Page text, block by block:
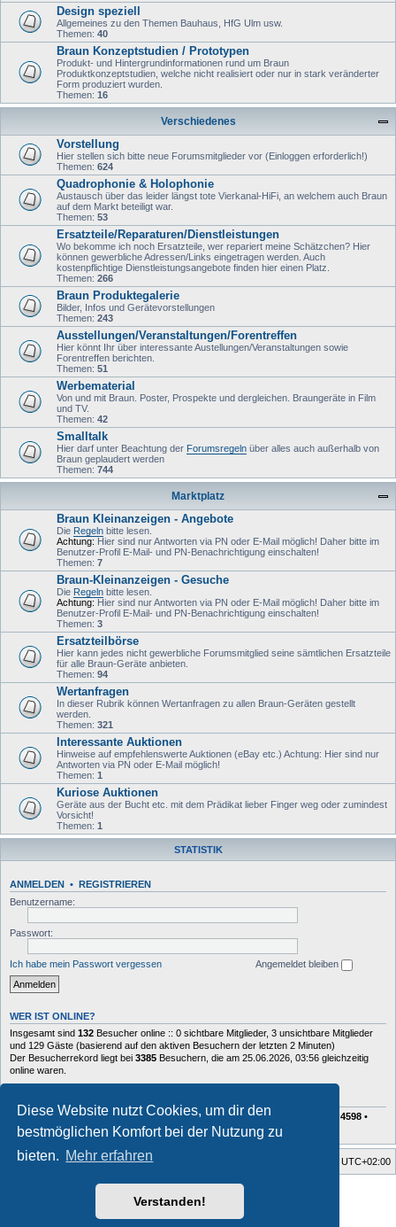
Diese Website nutzt Cookies, um dir den
bestmöglichen Komfort bei der Nutzung zu
bieten. Mehr erfahren
Verstanden!
Design speziell
Allgemeines zu den Themen Bauhaus, HfG Ulm usw.
Themen: 40
Braun Konzeptstudien / Prototypen
Produkt- und Hintergrundinformationen rund um Braun
Produktkonzeptstudien, welche nicht realisiert oder nur in stark veränderter
Form produziert wurden.
Themen: 16
Verschiedenes
Vorstellung
Hier stellen sich bitte neue Forumsmitglieder vor (Einloggen erforderlich!)
Themen: 624
Quadrophonie & Holophonie
Austausch über das leider längst tote Vierkanal-HiFi, an welchem auch Braun
auf dem Markt beteiligt war.
Themen: 53
Ersatzteile/Reparaturen/Dienstleistungen
Wo bekomme ich noch Ersatzteile, wer repariert meine Schätzchen? Hier
können gewerbliche Adressen/Links eingetragen werden. Auch
kostenpflichtige Dienstleistungsangebote finden hier einen Platz.
Themen: 266
Braun Produktegalerie
Bilder, Infos und Gerätevorstellungen
Themen: 243
Ausstellungen/Veranstaltungen/Forentreffen
Hier könnt Ihr über interessante Austellungen/Veranstaltungen sowie
Forentreffen berichten.
Themen: 51
Werbematerial
Von und mit Braun. Poster, Prospekte und dergleichen. Braungeräte in Film
und TV.
Themen: 42
Smalltalk
Hier darf unter Beachtung der Forumsregeln über alles auch außerhalb von
Braun geplaudert werden
Themen: 744
Marktplatz
Braun Kleinanzeigen - Angebote
Die Regeln bitte lesen.
Achtung: Hier sind nur Antworten via PN oder E-Mail möglich! Daher bitte im
Benutzer-Profil E-Mail- und PN-Benachrichtigung einschalten!
Themen: 7
Braun-Kleinanzeigen - Gesuche
Die Regeln bitte lesen.
Achtung: Hier sind nur Antworten via PN oder E-Mail möglich! Daher bitte im
Benutzer-Profil E-Mail- und PN-Benachrichtigung einschalten!
Themen: 3
Ersatzteilbörse
Hier kann jedes nicht gewerbliche Forumsmitglied seine sämtlichen Ersatzteile
für alle Braun-Geräte anbieten.
Themen: 94
Wertanfragen
In dieser Rubrik können Wertanfragen zu allen Braun-Geräten gestellt
werden.
Themen: 321
Interessante Auktionen
Hinweise auf empfehlenswerte Auktionen (eBay etc.) Achtung: Hier sind nur
Antworten via PN oder E-Mail möglich!
Themen: 1
Kuriose Auktionen
Geräte aus der Bucht etc. mit dem Prädikat lieber Finger weg oder zumindest
Vorsicht!
Themen: 1
STATISTIK
ANMELDEN • REGISTRIEREN
Benutzername:
Passwort:
Ich habe mein Passwort vergessen Angemeldet bleiben
WER IST ONLINE?
Insgesamt sind 132 Besucher online :: 0 sichtbare Mitglieder, 3 unsichtbare Mitglieder
und 129 Gäste (basierend auf den aktiven Besuchern der letzten 2 Minuten)
Der Besucherrekord liegt bei 3385 Besuchern, die am 25.06.2026, 03:56 gleichzeitig
online waren.
Beiträge insgesamt72629• Themen insgesamt10408• Mitglieder insgesamt 4598 •
Unser neuestes Mitglied:Charlie
Foren-Übersicht UTC+02:00
forum tricolor tv
Powered byphpBB® Forum Software © phpBB Limited
phpBB.de